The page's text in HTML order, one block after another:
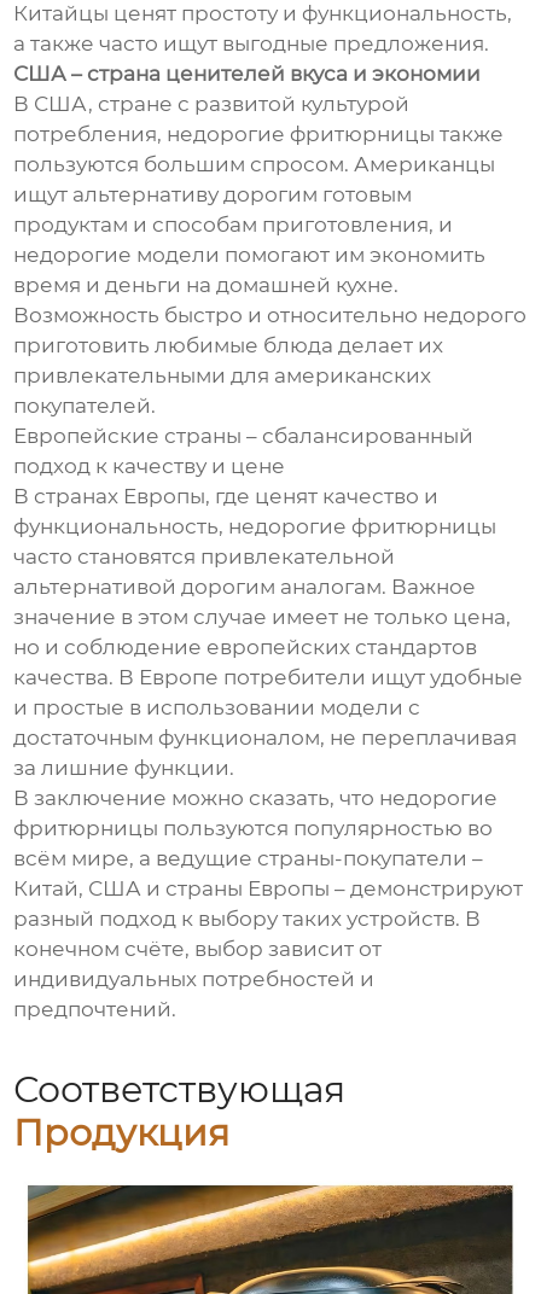
Китайцы ценят простоту и функциональность,
а также часто ищут выгодные предложения.
США – страна ценителей вкуса и экономии
В США, стране с развитой культурой
потребления, недорогие фритюрницы также
пользуются большим спросом. Американцы
ищут альтернативу дорогим готовым
продуктам и способам приготовления, и
недорогие модели помогают им экономить
время и деньги на домашней кухне.
Возможность быстро и относительно недорого
приготовить любимые блюда делает их
привлекательными для американских
покупателей.
Европейские страны – сбалансированный
подход к качеству и цене
В странах Европы, где ценят качество и
функциональность, недорогие фритюрницы
часто становятся привлекательной
альтернативой дорогим аналогам. Важное
значение в этом случае имеет не только цена,
но и соблюдение европейских стандартов
качества. В Европе потребители ищут удобные
и простые в использовании модели с
достаточным функционалом, не переплачивая
за лишние функции.
В заключение можно сказать, что недорогие
фритюрницы пользуются популярностью во
всём мире, а ведущие страны-покупатели –
Китай, США и страны Европы – демонстрируют
разный подход к выбору таких устройств. В
конечном счёте, выбор зависит от
индивидуальных потребностей и
предпочтений.
Соответствующая
Продукция